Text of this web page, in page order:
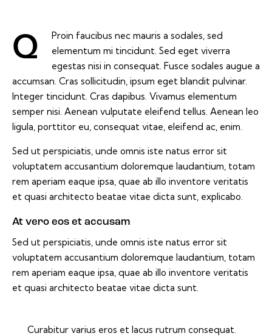
Q
Proin faucibus nec mauris a sodales, sed
elementum mi tincidunt. Sed eget viverra
egestas nisi in consequat. Fusce sodales augue a
accumsan. Cras sollicitudin, ipsum eget blandit pulvinar.
Integer tincidunt. Cras dapibus. Vivamus elementum
semper nisi. Aenean vulputate eleifend tellus. Aenean leo
ligula, porttitor eu, consequat vitae, eleifend ac, enim.
Sed ut perspiciatis, unde omnis iste natus error sit
voluptatem accusantium doloremque laudantium, totam
rem aperiam eaque ipsa, quae ab illo inventore veritatis
et quasi architecto beatae vitae dicta sunt, explicabo.
At vero eos et accusam
Sed ut perspiciatis, unde omnis iste natus error sit
voluptatem accusantium doloremque laudantium, totam
rem aperiam eaque ipsa, quae ab illo inventore veritatis
et quasi architecto beatae vitae dicta sunt.
Curabitur varius eros et lacus rutrum consequat.